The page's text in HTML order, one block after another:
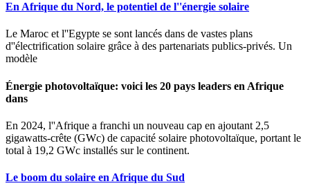
En Afrique du Nord, le potentiel de l''énergie solaire
Le Maroc et l''Egypte se sont lancés dans de vastes plans
d''électrification solaire grâce à des partenariats publics-privés. Un
modèle
Énergie photovoltaïque: voici les 20 pays leaders en Afrique
dans
En 2024, l''Afrique a franchi un nouveau cap en ajoutant 2,5
gigawatts-crête (GWc) de capacité solaire photovoltaïque, portant le
total à 19,2 GWc installés sur le continent.
Le boom du solaire en Afrique du Sud